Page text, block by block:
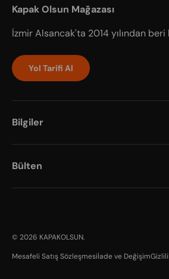
Kapak Olsun Mağazası
İzmir Alsancak'ta 2014 yılından
Yol Tarifi Al
Bilgiler
Bülten
© 2026 KAPAKOLSUN.
Mesafeli Satış Sözleşmesiİade ve Değişim